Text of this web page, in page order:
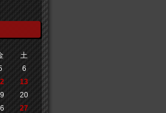
土
6
13
20
27